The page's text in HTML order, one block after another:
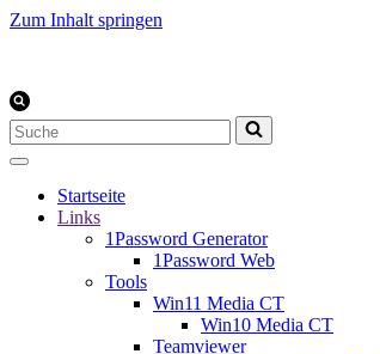
Zum Inhalt springen
Suchen
nach …
Startseite
Links
1Password Generator
1Password Web
Tools
Win11 Media CT
Win10 Media CT
Teamviewer